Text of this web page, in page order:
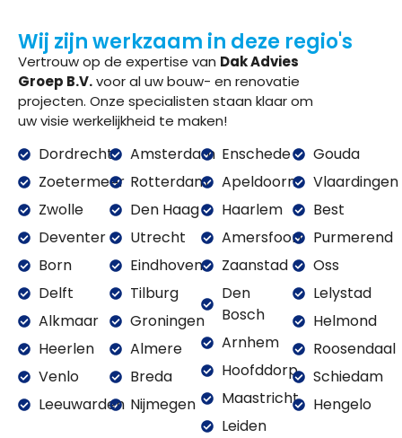
Wij zijn werkzaam in deze regio's
Vertrouw op de expertise van Dak Advies
Groep B.V.voor al uw bouw- en renovatie
projecten. Onze specialisten staan klaar om
uw visie werkelijkheid te maken!
Dordrecht
Zoetermeer
Zwolle
Deventer
Born
Delft
Alkmaar
Heerlen
Venlo
Leeuwarden
Amsterdam
Rotterdam
Den Haag
Utrecht
Eindhoven
Tilburg
Groningen
Almere
Breda
Nijmegen
Enschede
Apeldoorn
Haarlem
Amersfoort
Zaanstad
Den
Bosch
Arnhem
Hoofddorp
Maastricht
Leiden
Gouda
Vlaardingen
Best
Purmerend
Oss
Lelystad
Helmond
Roosendaal
Schiedam
Hengelo